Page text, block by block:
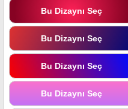
Bu Dizaynı Seç
Bu Dizaynı Seç
Bu Dizaynı Seç
Bu Dizaynı Seç